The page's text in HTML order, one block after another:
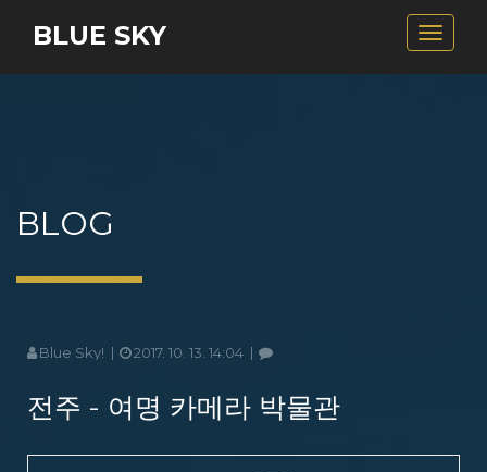
BLUE SKY Toggle
BLOG
Blue Sky! 2017. 10. 13. 14:04
전주 - 여명 카메라 박물관